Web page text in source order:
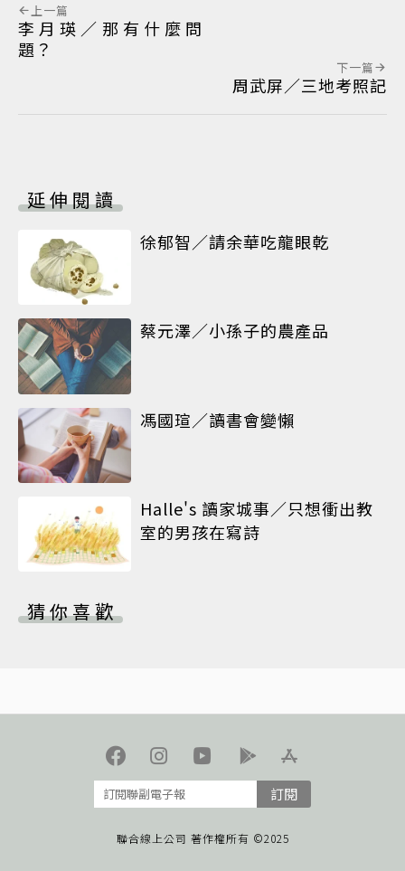
上一篇
李月瑛／那有什麼問
題？
下一篇
周武屏／三地考照記
延伸閱讀
徐郁智／請余華吃龍眼乾
蔡元澤／小孫子的農產品
馮國瑄／讀書會變懶
Halle's 讀家城事／只想衝出教
室的男孩在寫詩
猜你喜歡
訂閱
聯合線上公司 著作權所有 ©2025